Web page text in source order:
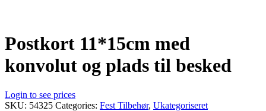
Postkort 11*15cm med
konvolut og plads til besked
Login to see prices
SKU: 54325 Categories: Fest Tilbehør, Ukategoriseret